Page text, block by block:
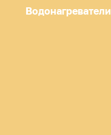
Водонагреватели